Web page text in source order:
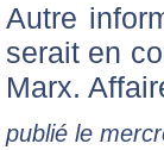
Autre
serait en
Marx.
publié le